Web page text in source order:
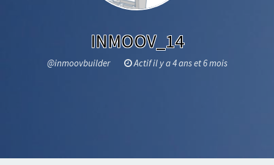
INMOOV_14
@inmoovbuilder Actif il y a 4 ans et 6 mois